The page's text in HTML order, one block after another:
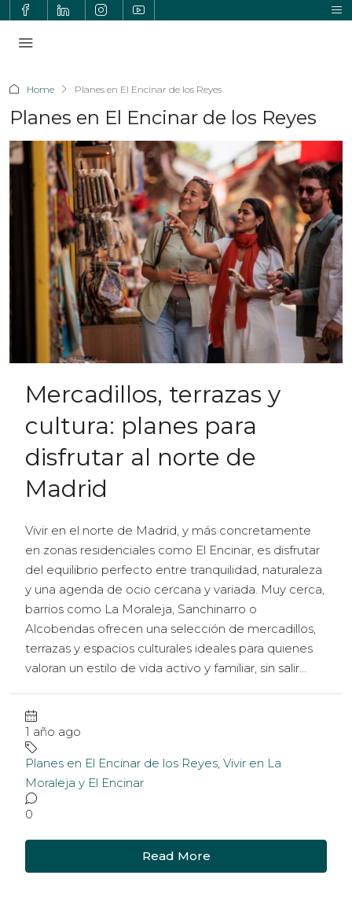
Home Planes en El Encinar de los Reyes
Planes en El Encinar de los Reyes
Mercadillos, terrazas y
cultura: planes para
disfrutar al norte de
Madrid
Vivir en el norte de Madrid, y más concretamente
en zonas residenciales como El Encinar, es disfrutar
del equilibrio perfecto entre tranquilidad, naturaleza
y una agenda de ocio cercana y variada. Muy cerca,
barrios como La Moraleja, Sanchinarro o
Alcobendas ofrecen una selección de mercadillos,
terrazas y espacios culturales ideales para quienes
valoran un estilo de vida activo y familiar, sin salir...
1 año ago
Planes en El Encinar de los Reyes, Vivir en La
Moraleja y El Encinar
0
Read More